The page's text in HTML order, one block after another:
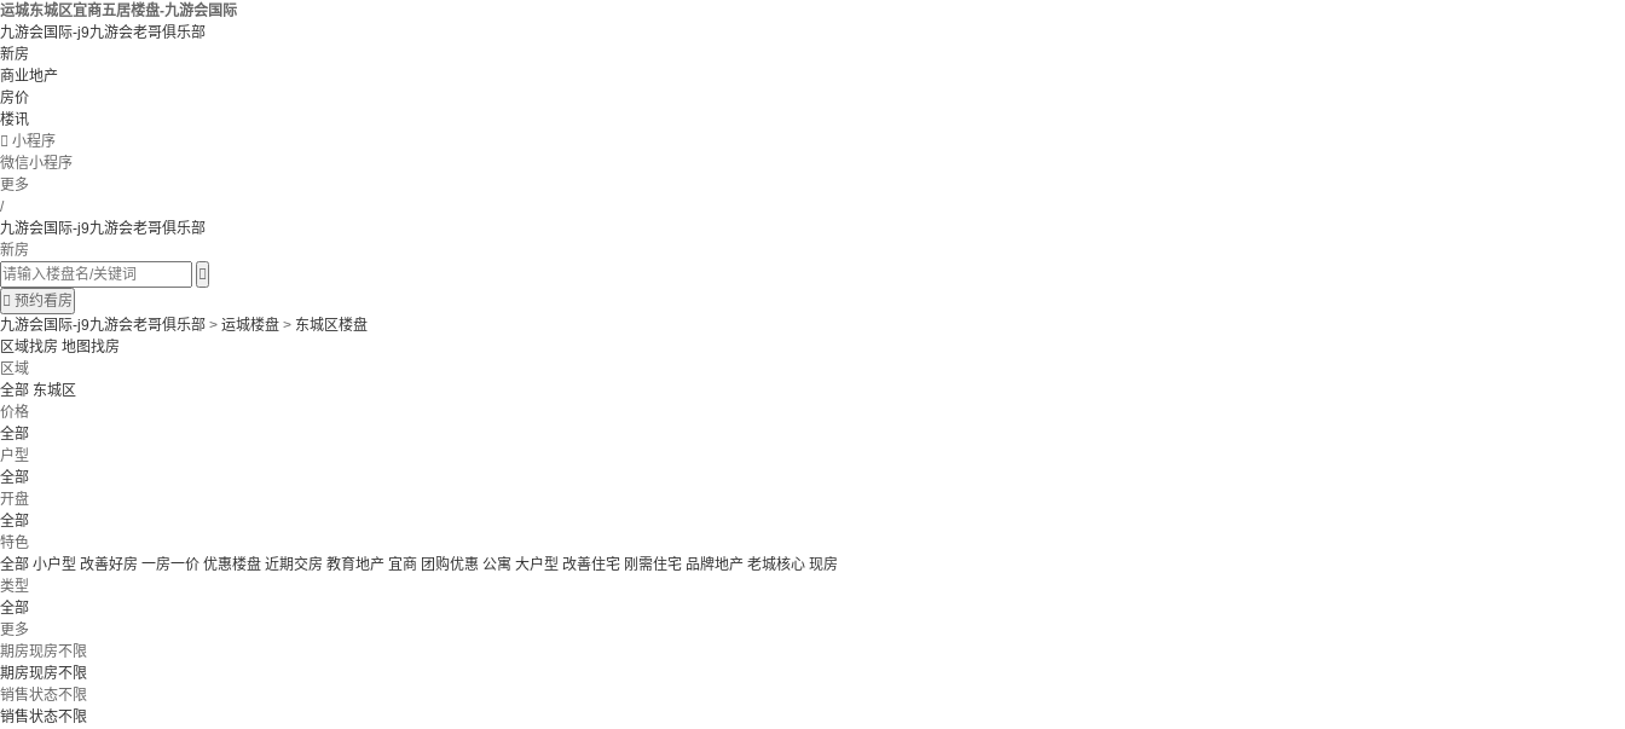
运城东城区宜商五居楼盘-九游会国际
九游会国际-j9九游会老哥俱乐部
新房
商业地产
房价
楼讯
 小程序
微信小程序
更多
/
九游会国际-j9九游会老哥俱乐部
新房

 预约看房
九游会国际-j9九游会老哥俱乐部 > 运城楼盘 > 东城区楼盘
区域找房 地图找房
区域
全部 东城区
价格
全部
户型
全部
开盘
全部
特色
全部 小户型 改善好房 一房一价 优惠楼盘 近期交房 教育地产 宜商 团购优惠 公寓 大户型 改善住宅 刚需住宅 品牌地产 老城核心 现房
类型
全部
更多
期房现房不限
期房现房不限
销售状态不限
销售状态不限